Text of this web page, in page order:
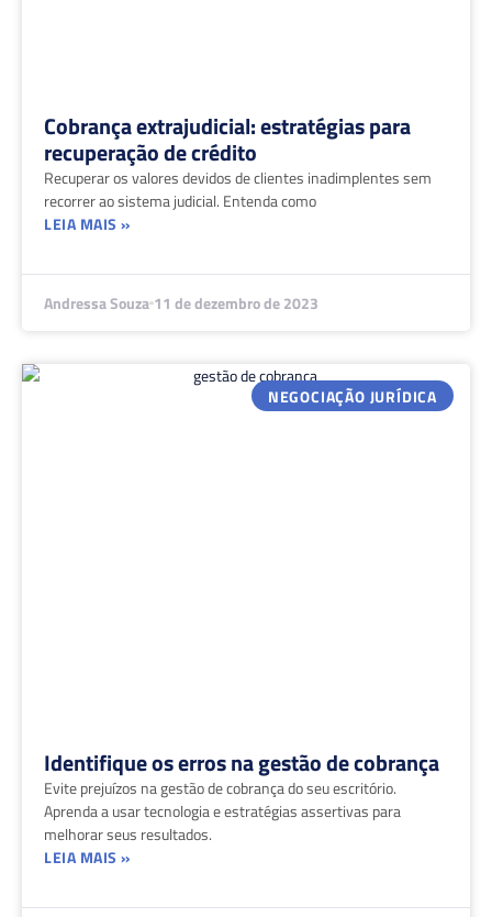
Cobrança extrajudicial: estratégias para
recuperação de crédito
Recuperar os valores devidos de clientes inadimplentes sem
recorrer ao sistema judicial. Entenda como
LEIA MAIS »
Andressa Souza 11 de dezembro de 2023
NEGOCIAÇÃO JURÍDICA
Identifique os erros na gestão de cobrança
Evite prejuízos na gestão de cobrança do seu escritório.
Aprenda a usar tecnologia e estratégias assertivas para
melhorar seus resultados.
LEIA MAIS »